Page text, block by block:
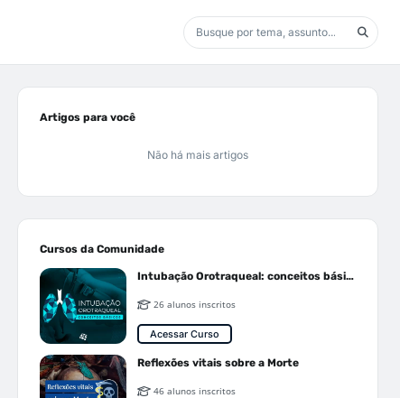
Artigos para você
Não há mais artigos
Cursos da Comunidade
Intubação Orotraqueal: conceitos básicos
26 alunos inscritos
Acessar Curso
Reflexões vitais sobre a Morte
46 alunos inscritos